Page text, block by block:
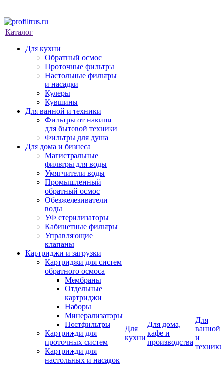
Каталог
Для кухни
Обратный осмос
Проточные фильтры
Настольные фильтры
и насадки
Кулеры
Кувшины
Для ванной и техники
Фильтры от накипи
для бытовой техники
Фильтры для душа
Для дома и бизнеса
Магистральные
фильтры для воды
Умягчители воды
Промышленный
обратный осмос
Обезжелезиватели
воды
УФ стерилизаторы
Кабинетные фильтры
Управляющие
клапаны
Картриджи и загрузки
Картриджи для систем
обратного осмоса
Мембраны
Отдельные
картриджи
Наборы
Минерализаторы
Постфильтры
Картрижди для
проточных систем
Картрижди для
настольных и насадок
Для
кухни
Для дома,
кафе и
производства
Для
ванной
и